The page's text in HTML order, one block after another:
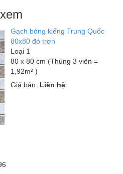
Gạch bóng kiếng Trung Quốc
80x80 đỏ trơn
Loại 1
80 x 80 cm (Thùng 3 viên =
1,92m² )
Giá bán: Liên hệ